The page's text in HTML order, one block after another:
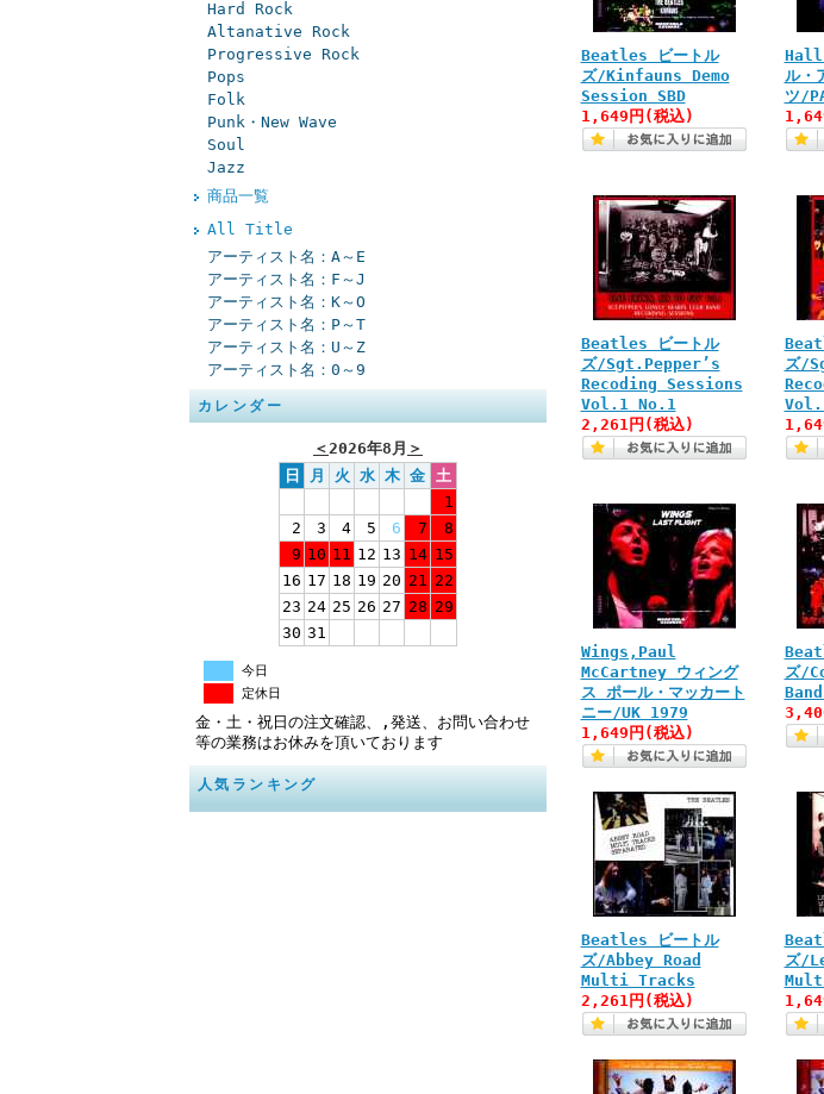
Hard Rock
Altanative Rock
Progressive Rock
Pops
Folk
Punk・New Wave
Soul
Jazz
商品一覧
All Title
アーティスト名：A～E
アーティスト名：F～J
アーティスト名：K～O
アーティスト名：P～T
アーティスト名：U～Z
アーティスト名：0～9
カレンダー
＜2026年8月 ＞
日
月 火 水 木 金 土
1
2
3 4 5 6 7
8
9 10 11 12 13 14 15
16 17 18 19 20 21 22
23 24 25 26 27 28 29
30 31
今日
定休日
金・土・祝日の注文確認、,発送、お問い合わせ
等の業務はお休みを頂いております
人気ランキング
Beatles ビートル
ズ/Kinfauns Demo
Session SBD
1,649円(税込)
Hall
ル・
ツ/
Beatles ビートル
ズ/Sgt.Pepper’s
Recoding Sessions
Vol.1 No.1
2,261円(税込)
ズ/
Wings,Paul
McCartney ウィング
ス ポール・マッカート
ニー/UK 1979
1,649円(税込)
ズ/
Beatles ビートル
ズ/Abbey Road
Multi Tracks
2,261円(税込)
ズ/